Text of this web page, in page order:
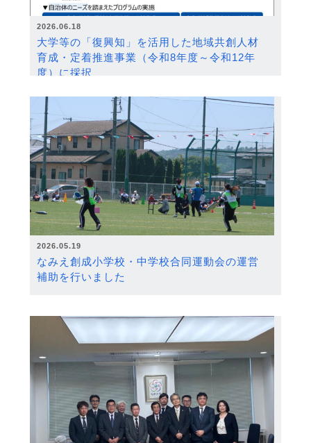
2026.06.18
大学等の「復興知」を活用した地域共創人材
育成・定着推進事業（令和8年度～令和12年
度）に採択
2026.05.19
なみえ創成小学校・中学校合同運動会の運営
補助を行いました